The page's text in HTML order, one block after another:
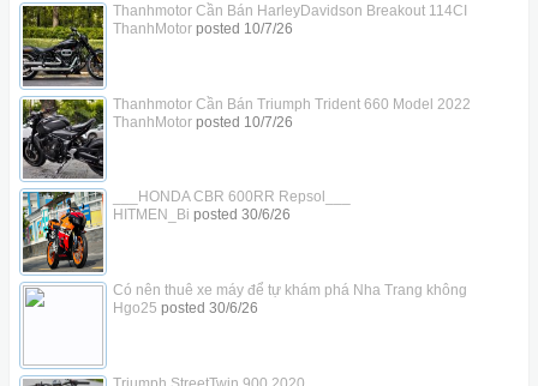
Thanhmotor Cần Bán HarleyDavidson Breakout 114CI
ThanhMotorposted 10/7/26
Thanhmotor Cần Bán Triumph Trident 660 Model 2022
ThanhMotorposted 10/7/26
___HONDA CBR 600RR Repsol___
HITMEN_Bi posted 30/6/26
Có nên thuê xe máy để tự khám phá Nha Trang không
Hgo25 posted 30/6/26